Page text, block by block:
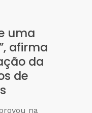
uma
afirma
da
de
na